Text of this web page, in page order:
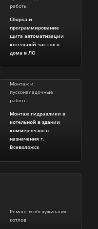
работы
Сборка и
программирование
щита автоматизации
котельной частного
дома в ЛО
Монтаж и
пусконаладочные
работы
Монтаж гидравлики в
котельной в здании
коммерческого
назначения г.
Всеволожск
Ремонт и обслуживание
котлов